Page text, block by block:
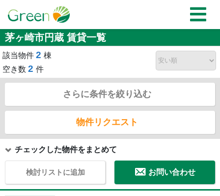
茅ヶ崎市円蔵 賃貸一覧
該当物件 2 棟
空き数 2 件
さらに条件を絞り込む
物件リクエスト
チェックした物件をまとめて
検討リストに追加 お問い合わせ